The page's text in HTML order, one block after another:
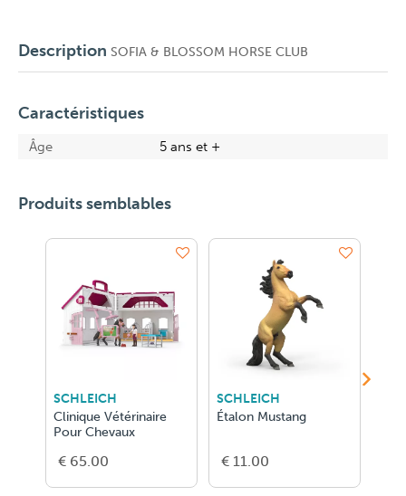
Description SOFIA & BLOSSOM HORSE CLUB
Caractéristiques
Âge 5 ans et +
Produits semblables
SCHLEICH
Clinique Vétérinaire
Pour Chevaux
€ 65.00
SCHLEICH
Étalon Mustang
€ 11.00